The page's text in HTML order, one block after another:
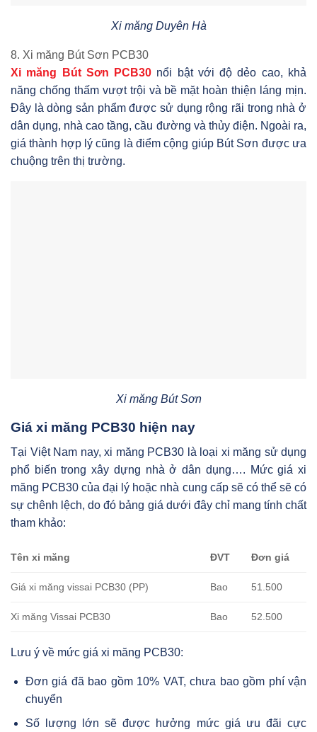
Xi măng Duyên Hà
8. Xi măng Bút Sơn PCB30
Xi măng Bút Sơn PCB30 nổi bật với độ dẻo cao, khả
năng chống thấm vượt trội và bề mặt hoàn thiện láng mịn.
Đây là dòng sản phẩm được sử dụng rộng rãi trong nhà ở
dân dụng, nhà cao tầng, cầu đường và thủy điện. Ngoài ra,
giá thành hợp lý cũng là điểm cộng giúp Bút Sơn được ưa
chuộng trên thị trường.
Xi măng Bút Sơn
Giá xi măng PCB30 hiện nay
Tại Việt Nam nay, xi măng PCB30 là loại xi măng sử dụng
phổ biến trong xây dựng nhà ở dân dụng…. Mức giá xi
măng PCB30 của đại lý hoặc nhà cung cấp sẽ có thể sẽ có
sự chênh lệch, do đó bảng giá dưới đây chỉ mang tính chất
tham khảo:
Tên xi măng ĐVT Đơn giá
Giá xi măng vissai PCB30 (PP) Bao 51.500
Xi măng Vissai PCB30 Bao 52.500
Lưu ý về mức giá xi măng PCB30:
Đơn giá đã bao gồm 10% VAT, chưa bao gồm phí vận
chuyển
Số lượng lớn sẽ được hưởng mức giá ưu đãi cực